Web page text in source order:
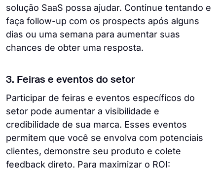
solução SaaS possa ajudar. Continue tentando e
faça follow-up com os prospects após alguns
dias ou uma semana para aumentar suas
chances de obter uma resposta.
3. Feiras e eventos do setor
Participar de feiras e eventos específicos do
setor pode aumentar a visibilidade e
credibilidade de sua marca. Esses eventos
permitem que você se envolva com potenciais
clientes, demonstre seu produto e colete
feedback direto. Para maximizar o ROI: